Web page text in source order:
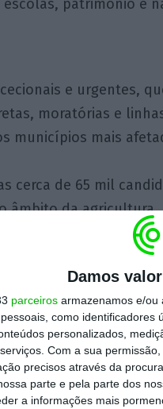
Damos
parceiros armazenamos e/ou
como
personalizados,
Com a sua
precisos através da
parte e pela parte dos
a informações mais
património e
e urgentes,
moratórias e
municípios mais
cerca de 65 mil
âmbito da agricultura,
incluindo quase
Missão criada para
“o número
e entidades
agricultores,
dos